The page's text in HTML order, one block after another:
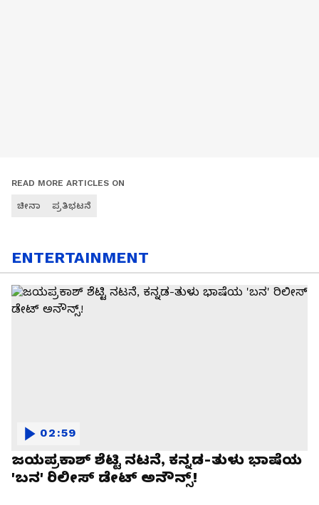
READ MORE ARTICLES ON
ಚೀನಾ ಪ್ರತಿಭಟನೆ
ENTERTAINMENT
ಜಯಪ್ರಕಾಶ್ ಶೆಟ್ಟಿ ನಟನೆ, ಕನ್ನಡ-ತುಳು ಭಾಷೆಯ
'ಬನ' ರಿಲೀಸ್ ಡೇಟ್ ಅನೌನ್ಸ್!
02:59